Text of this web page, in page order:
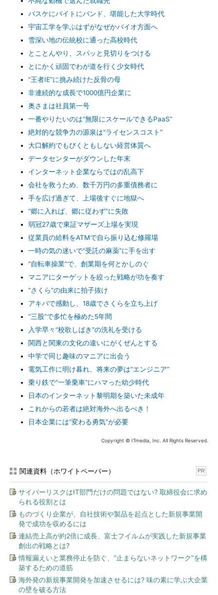
バスケにバイトにバンド、堪能した大学時代
宇宙工学を学ぶはずがなぜかバイオ方面へ
雪深い地の伝統校に通った高校時代
とことんやり、スパッと見切りをつける
とにかく頑固でわが道を行く少女時代
“王者IE”に挑み続けた反骨の母
非連続的な成長で1000億円企業に
奥さまは社員第一号
一番やりたいのは“無限にスケールできるPaaS”
絶対的な競争力の源泉は“ライセンスコスト”
大口解約でもびくともしない経営体質へ
データセンターがダウンした年末
インターネット企業ならではの乱高下
会社を救うため、数千万円の多重債務者に
手を広げ過ぎて、上場後すぐに地獄へ
“郷に入れば、郷に従わず”に失敗
弱冠27歳で東証マザーズ上場を実現
従業員の給料をATMで自ら振り込む修羅場
一時の気の迷いで“受託の麻薬”に手を出す
“自転車操業”で、創業期を何とかしのぐ
マニアにターゲットを絞った戦略が功を奏す
“さくら”の由来に拍子抜け
アキバで感動し、18歳でさくらを立ち上げ
“三股”で多忙を極めた5年間
入学早々“校歌しばき”の洗礼を受ける
関西と関東の文化の違いにがくぜんとする
中学で同じ趣味のマニアに出会う
電気工作に明け暮れ、将来の夢は“エンジニア”
乗り鉄で“一筆乗車”にハマった幼少時代
日本のインターネット黎明期を築いた未成年
これからの若者は絶対海外へ出るべき！
日本企業には“変わる勇気”が必要
Copyright © ITmedia, Inc. All Rights Reserved.
関連資料（ホワイトペーパー） PR
サイバーリスクはIT部門だけの問題ではない? 取締役会に求め
られる役割とは
ものづくり企業が、自社技術や製品を起点とした新規事業開
発で成功を収めるには
連結売上高が約2倍に成長、富士フイルムが実践した新規事業
創出の戦略とは?
情報漏えいと業務停止を防ぐ、“止まらないネットワーク”を構
築するための道筋
海外発の新規事業開発を加速させるには? 味の素に学ぶ大企業
の壁を破る方法